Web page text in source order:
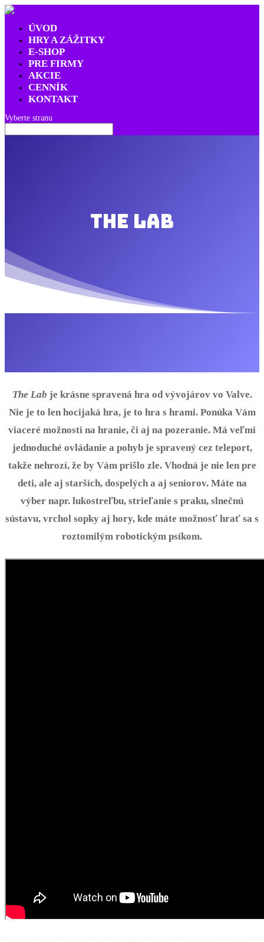
ÚVOD
HRY A ZÁŽITKY
E-SHOP
PRE FIRMY
AKCIE
CENNÍK
KONTAKT
Vyberte stranu
The Lab
The Lab je krásne spravená hra od vývojárov vo Valve.
Nie je to len hocijaká hra, je to hra s hrami. Ponúka Vám
viaceré možnosti na hranie, či aj na pozeranie. Má veľmi
jednoduché ovládanie a pohyb je spravený cez teleport,
takže nehrozí, že by Vám prišlo zle. Vhodná je nie len pre
deti, ale aj starších, dospelých a aj seniorov. Máte na
výber napr. lukostreľbu, strieľanie s praku, slnečnú
sústavu, vrchol sopky aj hory, kde máte možnosť hrať sa s
roztomilým robotickým psíkom.